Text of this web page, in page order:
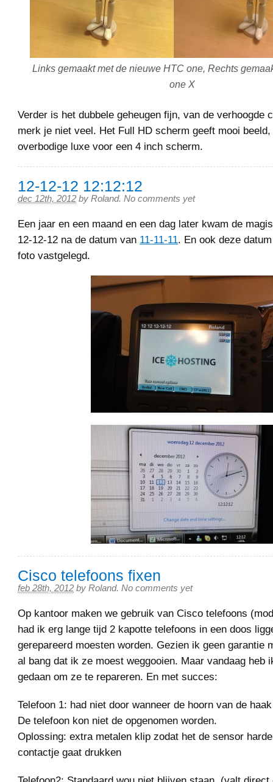
Links gemaakt met de nieuwe HTC one, Rechts
one X
Verder is het dubbele geheugen fijn, van de verhoogde
merk je niet veel. Het Full HD scherm geeft mooi
overbodige luxe voor een 4 inch scherm.
12-12-12 12:12:12
dec 12th, 2012 by Roland. No comments yet
Een jaar en een maand en een dag later kwam de
12-12-12 na de datum van 11-11-11. En ook deze
foto vastgelegd.
Cisco telefoons fixen
feb 28th, 2012 by Roland. No comments yet
Op kantoor maken we gebruik van Cisco telefoons
had ik erg lange tijd 2 kapotte telefoons in een doos
gerepareerd moesten worden. Gezien ik geen garantie
al bang dat ik ze moest weggooien. Maar vandaag heb
gedaan om ze te repareren. En met succes:
Telefoon 1: had niet door wanneer de hoorn van de
De telefoon kon niet de opgenomen worden.
Oplossing: extra metalen klip zodat het de sensor
contactje gaat drukken